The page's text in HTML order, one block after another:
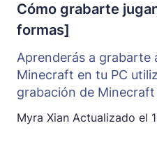
Cómo grabarte
formas]
Aprenderás a grabarte
Minecraft en tu PC
grabación de
Myra Xian Actualizado el